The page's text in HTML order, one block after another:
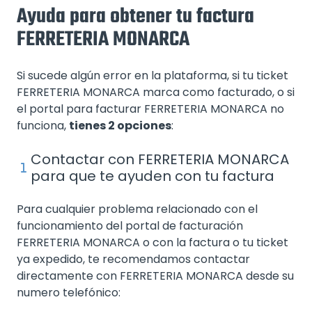
Ayuda para obtener tu factura
FERRETERIA MONARCA
Si sucede algún error en la plataforma, si tu ticket
FERRETERIA MONARCA marca como facturado, o si
el portal para facturar FERRETERIA MONARCA no
funciona, tienes 2 opciones:
Contactar con FERRETERIA MONARCA
para que te ayuden con tu factura
Para cualquier problema relacionado con el
funcionamiento del portal de facturación
FERRETERIA MONARCA o con la factura o tu ticket
ya expedido, te recomendamos contactar
directamente con FERRETERIA MONARCA desde su
numero telefónico: